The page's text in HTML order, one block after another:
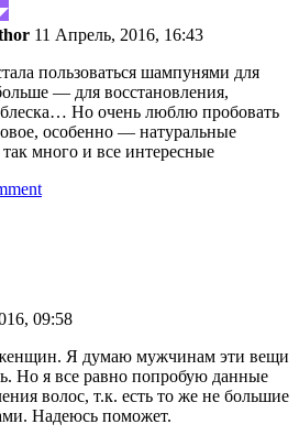
11 Апрель, 2016, 16:43
пользоваться шампунями для
— для восстановления,
Но очень люблю пробовать
особенно — натуральные
много и все интересные
09:58
женщин. Я думаю мужчинам эти вещи
Но я все равно попробую данные
волос, т.к. есть то же не большие
Надеюсь поможет.